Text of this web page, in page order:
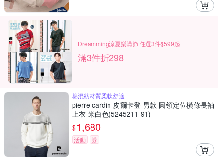
Dreamming涼夏樂購節 任選3件$599起
滿3件折298
棉混紡材質柔軟舒適
pierre cardin 皮爾卡登 男款 圓領定位橫條長袖
上衣-米白色(5245211-91)
$1,680
活動 券